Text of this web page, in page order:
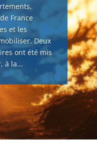
France
et les
Deux
ont été mis
à la...